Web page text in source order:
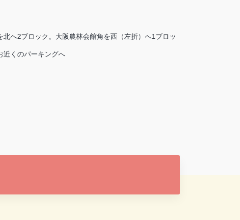
北へ2ブロック。大阪農林会館角を西（左折）へ1ブロッ
近くのパーキングへ